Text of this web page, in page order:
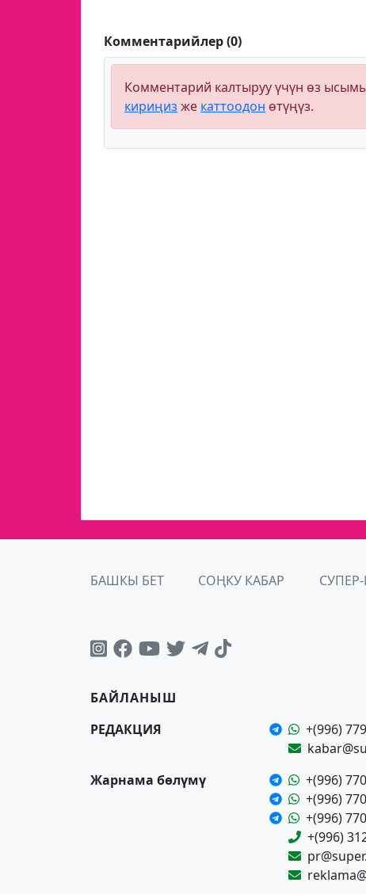
Комментарийлер (0)
Комментарий калтыруу үчүн өз
кириңиз же каттоодон өтүңүз.
БАШКЫ БЕТ СОҢКУ КАБАР
БАЙЛАНЫШ
РЕДАКЦИЯ
+(996)
Жарнама бөлүмү
+(996)
+(996)
+(996)
+(996)